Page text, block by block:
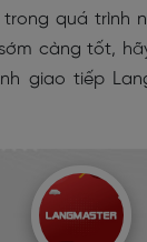
quá trình
càng tốt,
giao tiếp